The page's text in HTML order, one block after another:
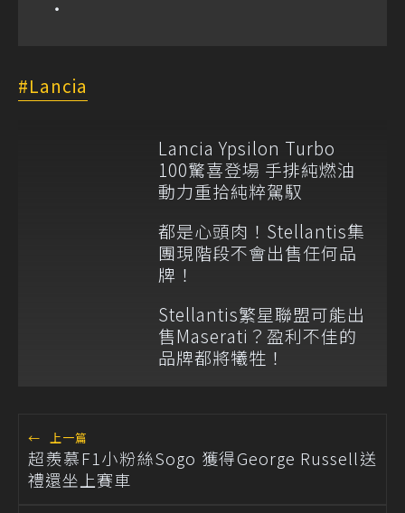
Lancia
Lancia Ypsilon Turbo
100驚喜登場 手排純燃油
動力重拾純粹駕馭
都是心頭肉！Stellantis集
團現階段不會出售任何品
牌！
Stellantis繁星聯盟可能出
售Maserati？盈利不佳的
品牌都將犧牲！
← 上一篇
超羨慕F1小粉絲Sogo 獲得George Russell送
禮還坐上賽車